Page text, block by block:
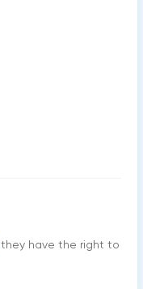
they have the right to